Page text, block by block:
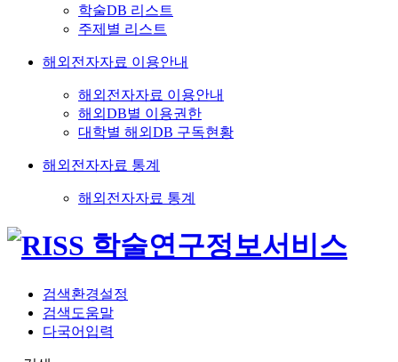
학술DB 리스트
주제별 리스트
해외전자자료 이용안내
해외전자자료 이용안내
해외DB별 이용권한
대학별 해외DB 구독현황
해외전자자료 통계
해외전자자료 통계
검색환경설정
검색도움말
다국어입력